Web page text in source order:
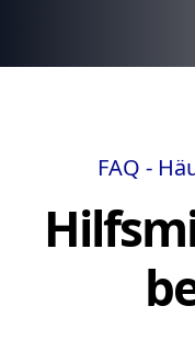
FAQ -